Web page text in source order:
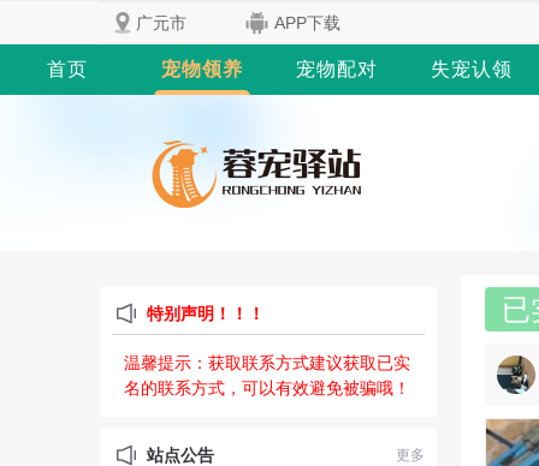
广元市 APP下载
首页 宠物领养 宠物配对 失宠认领
特别声明！！！
温馨提示：获取联系方式建议获取已实
名的联系方式，可以有效避免被骗哦！
站点公告 更多
已